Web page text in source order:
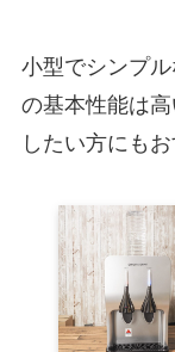
小型でシンプ
の基本性能は
したい方にも